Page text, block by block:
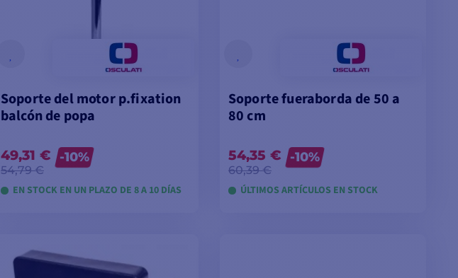
Soporte del motor p.fixation
balcón de popa
49,31 €
54,79 €
-10%
EN STOCK EN UN PLAZO DE 8 A 10 DÍAS
Soporte fueraborda de 50 a
80 cm
54,35 €
60,39 €
-10%
ÚLTIMOS ARTÍCULOS EN STOCK